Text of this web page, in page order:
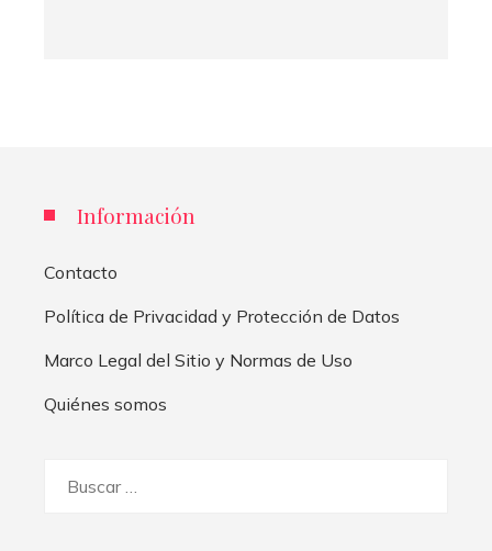
Información
Contacto
Política de Privacidad y Protección de Datos
Marco Legal del Sitio y Normas de Uso
Quiénes somos